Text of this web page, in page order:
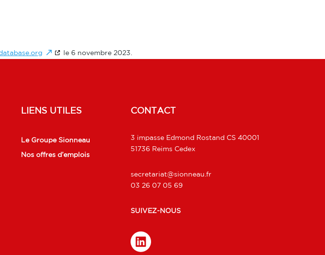
le 6 novembre 2023.
LIENS UTILES
Le Groupe Sionneau
Nos offres d’emplois
CONTACT
3 impasse Edmond Rostand CS 40001
51736 Reims Cedex
secretariat@sionneau.fr
03 26 07 05 69
SUIVEZ-NOUS